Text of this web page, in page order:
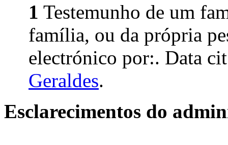
1 Testemunho de um
família, ou da própria
electrónico por:. Data
Geraldes.
Esclarecimentos do